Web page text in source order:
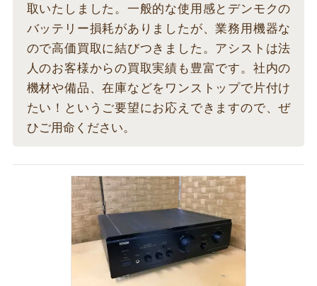
取いたしました。一般的な使用感とデンモクの
バッテリー損耗がありましたが、業務用機器な
ので高価買取に結びつきました。アシストは法
人のお客様からの買取実績も豊富です。社内の
機材や備品、在庫などをワンストップで片付け
たい！というご要望にお応えできますので、ぜ
ひご用命ください。